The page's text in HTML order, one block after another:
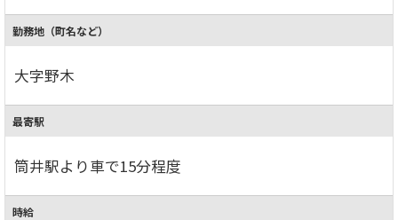
勤務地（町名など）
大字野木
最寄駅
筒井駅より車で15分程度
時給